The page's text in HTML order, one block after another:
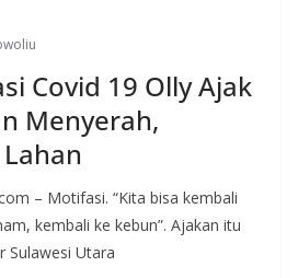
Covid 19 Olly Ajak
Menyerah,
– Motifasi. “Kita bisa kembali
kembali ke kebun”. Ajakan itu
Sulawesi Utara